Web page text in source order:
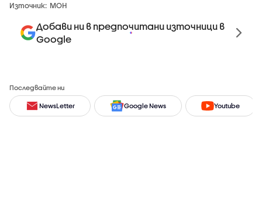
Източник: МОН
Добави ни в предпочитани източници в
Google
Последвайте ни
NewsLetter Google News Youtube